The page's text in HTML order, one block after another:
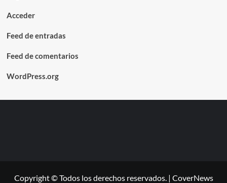
Acceder
Feed de entradas
Feed de comentarios
WordPress.org
Copyright © Todos los derechos reservados. | CoverNews